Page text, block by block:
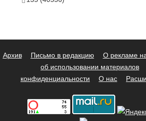
Архив Письмо в редакцию О рекламе
об использовании материалов
конфиденциальности
О нас